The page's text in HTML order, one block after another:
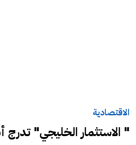
الاقتصادية
" الاستثمار الخليجي"